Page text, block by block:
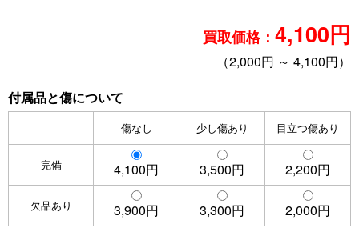
買取価格： 4,100円
（2,000円 ～ 4,100円）
付属品と傷について
傷なし 少し傷あり 目立つ傷あり
完備 4,100円 3,500円 2,200円
欠品あり 3,900円 3,300円 2,000円